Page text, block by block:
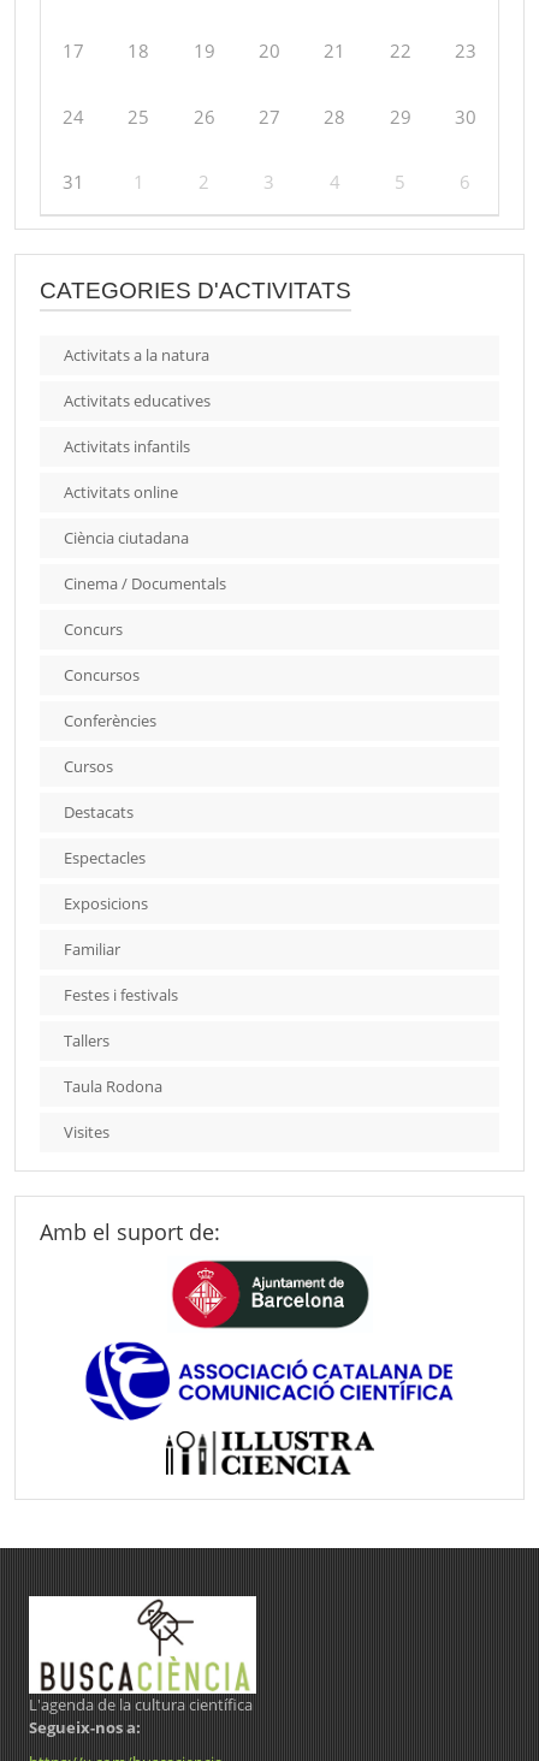
17 18 19 20 21 22 23
24 25 26 27 28 29 30
31 1 2 3 4 5 6
CATEGORIES D'ACTIVITATS
Activitats a la natura
Activitats educatives
Activitats infantils
Activitats online
Ciència ciutadana
Cinema / Documentals
Concurs
Concursos
Conferències
Cursos
Destacats
Espectacles
Exposicions
Familiar
Festes i festivals
Tallers
Taula Rodona
Visites
Amb el suport de:
L'agenda de la cultura científica
Segueix-nos a: